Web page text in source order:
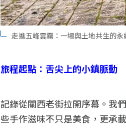
走進五峰雲霧：一場與土地共生的永
旅程起點：舌尖上的小鎮脈動
記錄從關西老街拉開序幕。我
些手作滋味不只是美食，更承